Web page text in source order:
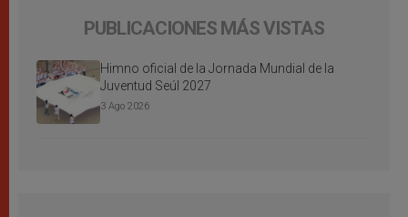
PUBLICACIONES MÁS VISTAS
Himno oficial de la Jornada Mundial de la
Juventud Seúl 2027
3 Ago 2026